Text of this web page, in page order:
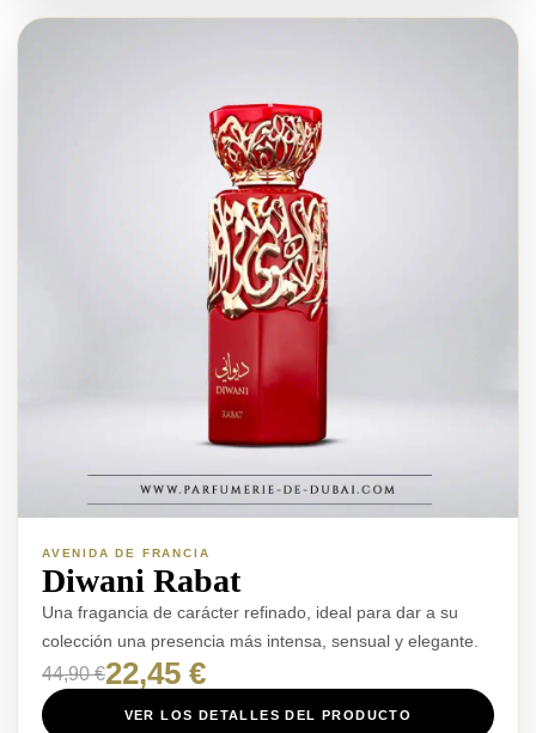
AVENIDA DE FRANCIA
Diwani Rabat
Una fragancia de carácter refinado, ideal para dar a su
colección una presencia más intensa, sensual y elegante.
44,90 €22,45 €
VER LOS DETALLES DEL PRODUCTO